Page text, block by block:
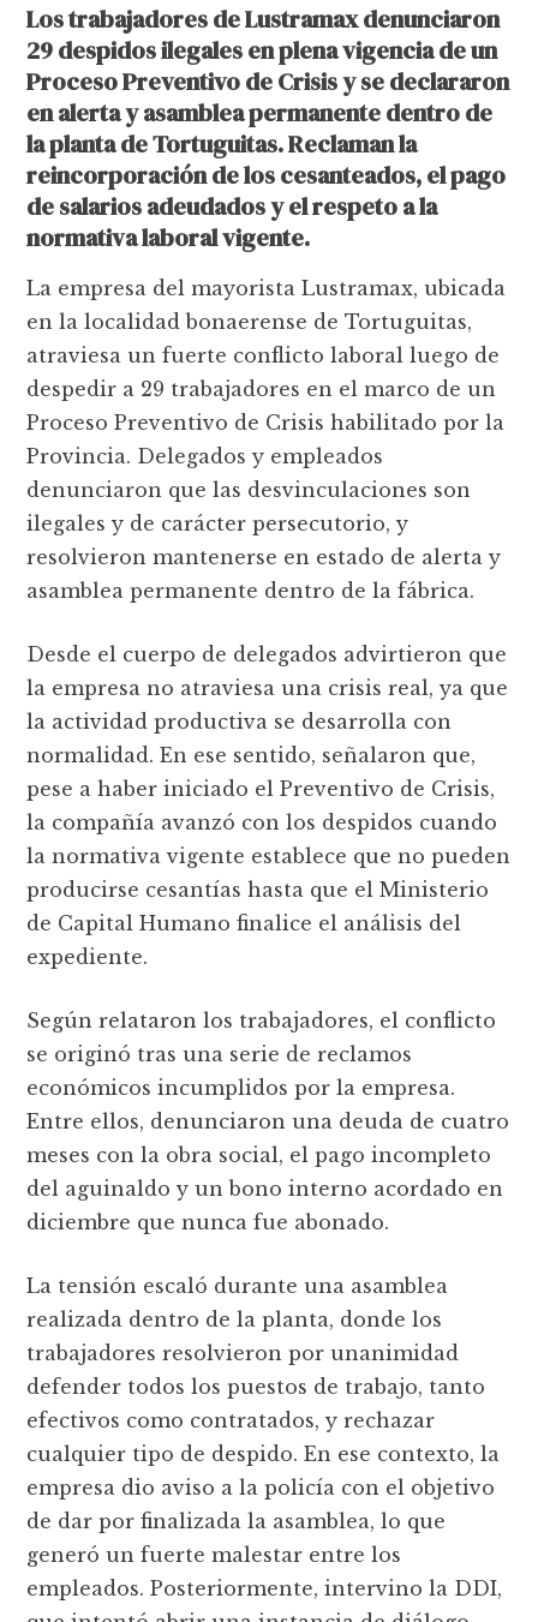
Los trabajadores de Lustramax denunciaron
29 despidos ilegales en plena vigencia de un
Proceso Preventivo de Crisis y se declararon
en alerta y asamblea permanente dentro de
la planta de Tortuguitas. Reclaman la
reincorporación de los cesanteados, el pago
de salarios adeudados y el respeto a la
normativa laboral vigente.
La empresa del mayorista Lustramax, ubicada
en la localidad bonaerense de Tortuguitas,
atraviesa un fuerte conflicto laboral luego de
despedir a 29 trabajadores en el marco de un
Proceso Preventivo de Crisis habilitado por la
Provincia. Delegados y empleados
denunciaron que las desvinculaciones son
ilegales y de carácter persecutorio, y
resolvieron mantenerse en estado de alerta y
asamblea permanente dentro de la fábrica.
Desde el cuerpo de delegados advirtieron que
la empresa no atraviesa una crisis real, ya que
la actividad productiva se desarrolla con
normalidad. En ese sentido, señalaron que,
pese a haber iniciado el Preventivo de Crisis,
la compañía avanzó con los despidos cuando
la normativa vigente establece que no pueden
producirse cesantías hasta que el Ministerio
de Capital Humano finalice el análisis del
expediente.
Según relataron los trabajadores, el conflicto
se originó tras una serie de reclamos
económicos incumplidos por la empresa.
Entre ellos, denunciaron una deuda de cuatro
meses con la obra social, el pago incompleto
del aguinaldo y un bono interno acordado en
diciembre que nunca fue abonado.
La tensión escaló durante una asamblea
realizada dentro de la planta, donde los
trabajadores resolvieron por unanimidad
defender todos los puestos de trabajo, tanto
efectivos como contratados, y rechazar
cualquier tipo de despido. En ese contexto, la
empresa dio aviso a la policía con el objetivo
de dar por finalizada la asamblea, lo que
generó un fuerte malestar entre los
empleados. Posteriormente, intervino la DDI,